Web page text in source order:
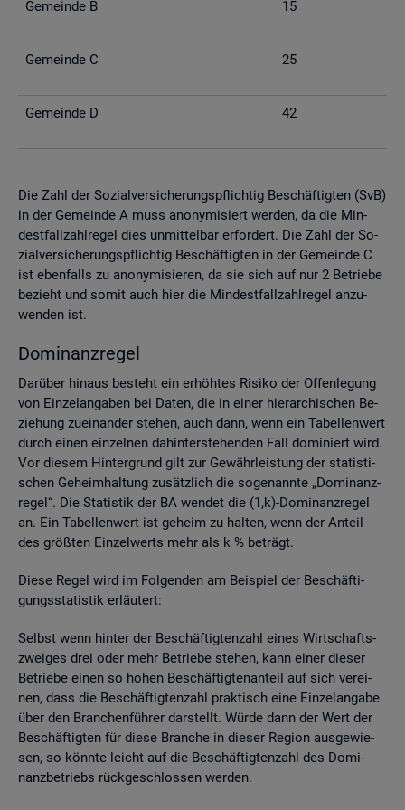
Ge­mein­de B 15
Ge­mein­de C 25
Ge­mein­de D 42
Die Zahl der So­zi­al­ver­si­che­rungs­pflich­tig Be­schäf­tig­ten (SvB)
in der Ge­mein­de A muss an­ony­mi­siert wer­den, da die Min­
dest­fall­zahl­re­gel dies un­mit­tel­bar er­for­dert. Die Zahl der So­
zi­al­ver­si­che­rungs­pflich­tig Be­schäf­tig­ten in der Ge­mein­de C
ist eben­falls zu an­ony­mi­sie­ren, da sie sich auf nur 2 Be­trie­be
be­zieht und somit auch hier die Min­dest­fall­zahl­re­gel an­zu­
wen­den ist.
Do­mi­nanz­re­gel
Dar­über hin­aus be­steht ein er­höh­tes Ri­si­ko der Of­fen­le­gung
von Ein­zel­an­ga­ben bei Daten, die in einer hier­ar­chi­schen Be­
zie­hung zu­ein­an­der ste­hen, auch dann, wenn ein Ta­bel­len­wert
durch einen ein­zel­nen da­hin­ter­ste­hen­den Fall do­mi­niert wird.
Vor die­sem Hin­ter­grund gilt zur Ge­währ­leis­tung der sta­tis­ti­
schen Ge­heim­hal­tung zu­sätz­lich die so­ge­nann­te „Do­mi­nanz­
re­gel“. Die Sta­tis­tik der BA wen­det die (1,k)-Do­mi­nanz­re­gel
an. Ein Ta­bel­len­wert ist ge­heim zu hal­ten, wenn der An­teil
des grö­ß­ten Ein­zel­werts mehr als k % be­trägt.
Diese Regel wird im Fol­gen­den am Bei­spiel der Be­schäf­ti­
gungs­sta­tis­tik er­läu­tert:
Selbst wenn hin­ter der Be­schäf­tig­ten­zahl eines Wirt­schafts­
zwei­ges drei oder mehr Be­trie­be ste­hen, kann einer die­ser
Be­trie­be einen so hohen Be­schäf­tig­ten­an­teil auf sich ver­ei­
nen, dass die Be­schäf­tig­ten­zahl prak­tisch eine Ein­zel­an­ga­be
über den Bran­chen­füh­rer dar­stellt. Würde dann der Wert der
Be­schäf­tig­ten für diese Bran­che in die­ser Re­gi­on aus­ge­wie­
sen, so könn­te leicht auf die Be­schäf­tig­ten­zahl des Do­mi­
nanz­be­triebs rück­ge­schlos­sen wer­den.